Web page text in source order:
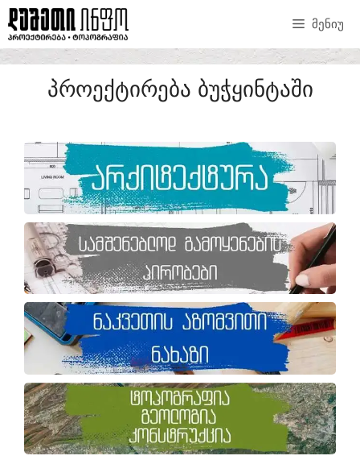
ᲛᲔᲜᲘᲣ
ᲞᲠᲝᲔᲥᲢᲘᲠᲔᲑᲐ ᲑᲣᲭᲧᲘᲜᲢᲐᲨᲘ